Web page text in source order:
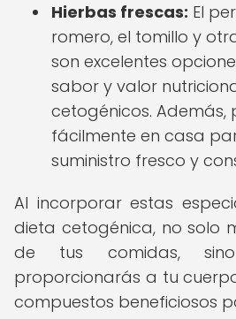
Hierbas frescas: El
romero, el tomillo y
son excelentes
sabor y valor
cetogénicos. Además,
fácilmente en casa
suministro fresco y
Al incorporar estas
dieta cetogénica, no solo
de tus comidas,
proporcionarás a tu
compuestos beneficiosos